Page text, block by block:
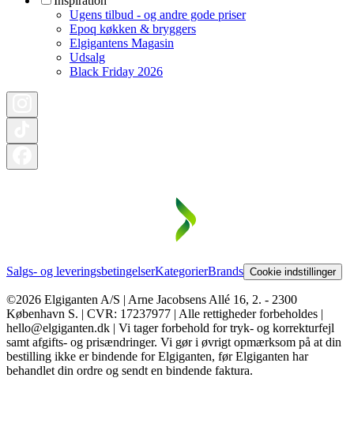
Ugens tilbud - og andre gode priser
Epoq køkken & bryggers
Elgigantens Magasin
Udsalg
Black Friday 2026
Salgs- og leveringsbetingelserKategorierBrands Cookie indstillinger
©2026 Elgiganten A/S | Arne Jacobsens Allé 16, 2. - 2300
København S. | CVR: 17237977 | Alle rettigheder forbeholdes |
hello@elgiganten.dk | Vi tager forbehold for tryk- og korrekturfejl
samt afgifts- og prisændringer. Vi gør i øvrigt opmærksom på at din
bestilling ikke er bindende for Elgiganten, før Elgiganten har
behandlet din ordre og sendt en bindende faktura.